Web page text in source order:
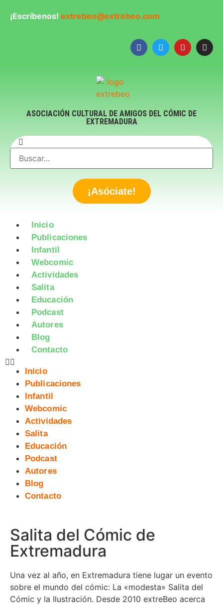
¡Escríbenos! extrebeo@extrebeo.com
ASOCIACIÓN CULTURAL DE AMIGOS DEL CÓMIC DE
EXTREMADURA
¡Asóciate!
Inicio
Publicaciones
Infantil
Webcomic
Actividades
Salita
Educación
Podcast
Autores
Blog
Contacto
Inicio
Publicaciones
Infantil
Webcomic
Actividades
Salita
Educación
Podcast
Autores
Blog
Contacto
Salita del Cómic de
Extremadura
Una vez al año, en Extremadura tiene lugar un evento
sobre el mundo del cómic: La «modesta» Salita del
Cómic y la Ilustración. Desde 2010 extreBeo acerca